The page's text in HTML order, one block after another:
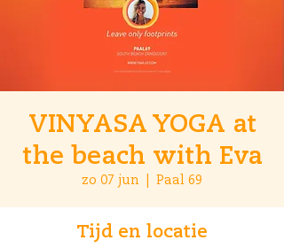
VINYASA YOGA at
the beach with Eva
zo 07 jun Paal 69
Tijd en locatie